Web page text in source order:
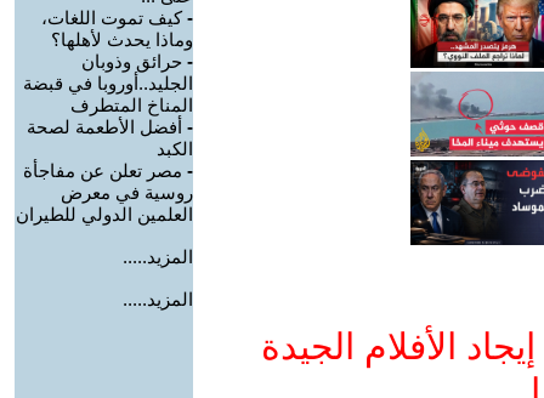
الأفلام الجيدة
-كيف تموت اللغات،
وماذا يحدث لأهلها؟
- حرائق وذوبان
الجليد..أوروبا في قبضة
المناخ المتطرف
- أفضل الأطعمة لصحة
الكبد
- مصر تعلن عن مفاجأة
روسية في معرض
العلمين الدولي للطيران
المزيد.....
المزيد.....